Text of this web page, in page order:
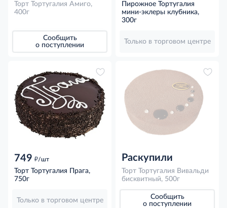
Торт Тортугалия Амиго,
400г
Сообщить
о поступлении
Пирожное Тортугалия
мини-эклеры клубника,
300г
Только в торговом центре
749 д/шт
Торт Тортугалия Прага,
750г
Только в торговом центре
Раскупили
Торт Тортугалия Вивальди
бисквитный, 500г
Сообщить
о поступлении